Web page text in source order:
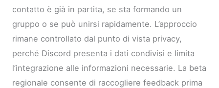
contatto è già in partita, se sta formando un
gruppo o se può unirsi rapidamente. L’approccio
rimane controllato dal punto di vista privacy,
perché Discord presenta i dati condivisi e limita
l’integrazione alle informazioni necessarie. La beta
regionale consente di raccogliere feedback prima